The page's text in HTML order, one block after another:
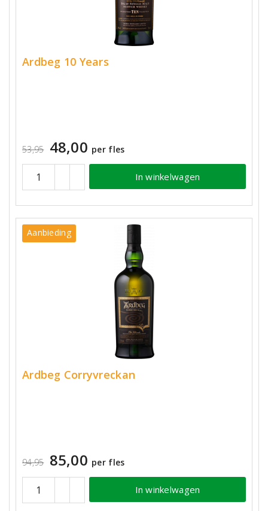
Ardbeg 10 Years
53,95 48,00 per fles
In winkelwagen
Aanbieding
Ardbeg Corryvreckan
94,95 85,00 per fles
In winkelwagen